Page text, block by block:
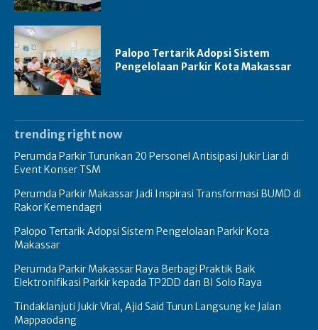
Palopo Tertarik Adopsi Sistem
Pengelolaan Parkir Kota Makassar
trending right now
Perumda Parkir Turunkan 20 Personel Antisipasi Jukir Liar di
Event Konser TSM
Perumda Parkir Makassar Jadi Inspirasi Transformasi BUMD di
Rakor Kemendagri
Palopo Tertarik Adopsi Sistem Pengelolaan Parkir Kota
Makassar
Perumda Parkir Makassar Raya Berbagi Praktik Baik
Elektronifikasi Parkir kepada TP2DD dan BI Solo Raya
Tindaklanjuti Jukir Viral, Ajid Said Turun Langsung ke Jalan
Mappaodang